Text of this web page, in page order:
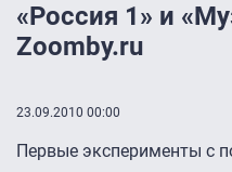
«Россия 1» и
Zoomby.ru
23.09.2010 00:00
Первые эксперименты с